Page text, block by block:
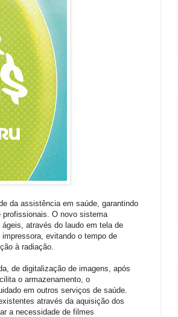
da assistência em saúde, garantindo
O novo sistema
através do laudo em tela de
evitando o tempo de
à radiação.
de digitalização de imagens, após
o armazenamento, o
em outros serviços de saúde.
através da aquisição dos
a necessidade de filmes